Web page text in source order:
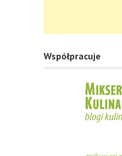
Współpracuje